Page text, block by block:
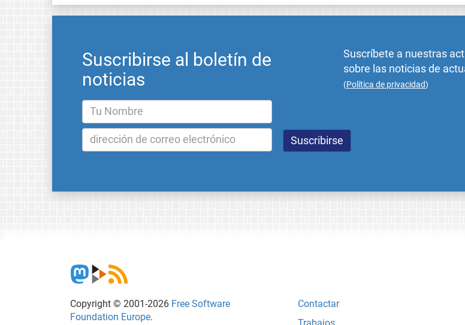
Suscribirse al boletín de
noticias
Suscríbete a nuestras
sobre las noticias de
(Política de privacidad)
Copyright © 2001-2026 Free Software
Foundation Europe.
Contactar
Trabajos